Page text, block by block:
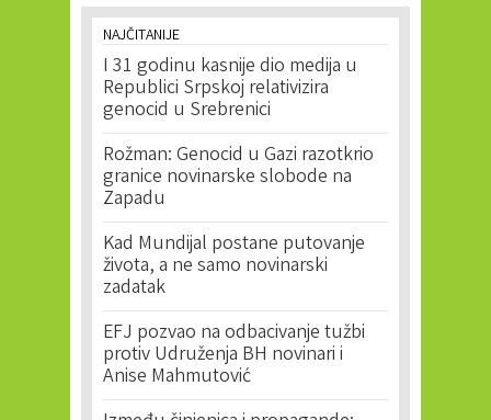
NAJČITANIJE
I 31 godinu kasnije dio medija u
Republici Srpskoj relativizira
genocid u Srebrenici
Rožman: Genocid u Gazi razotkrio
granice novinarske slobode na
Zapadu
Kad Mundijal postane putovanje
života, a ne samo novinarski
zadatak
EFJ pozvao na odbacivanje tužbi
protiv Udruženja BH novinari i
Anise Mahmutović